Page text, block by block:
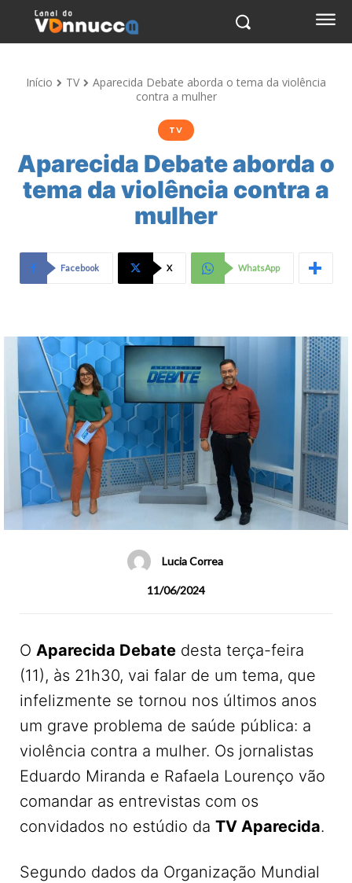
Início TV
Aparecida Debate aborda o tema da violência
contra a mulher
TV
Aparecida Debate aborda o
tema da violência contra a
mulher
Facebook X WhatsApp
Lucia Correa
11/06/2024
O Aparecida Debate desta terça-feira
(11), às 21h30, vai falar de um tema, que
infelizmente se tornou nos últimos anos
um grave problema de saúde pública: a
violência contra a mulher. Os jornalistas
Eduardo Miranda e Rafaela Lourenço vão
comandar as entrevistas com os
convidados no estúdio da TV Aparecida.
Segundo dados da Organização Mundial